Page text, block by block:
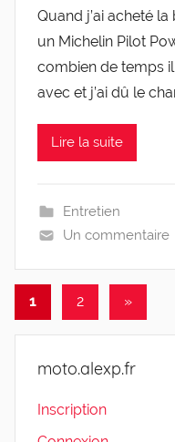
Quand j’ai ache­té
un Miche­lin Pilot
com­bien de temps
avec et j’ai dû le
Lire la suite
Entretien
Un commentaire
Pagination
des
publications
1 2
Articles
»
moto.alexp.fr
Inscription